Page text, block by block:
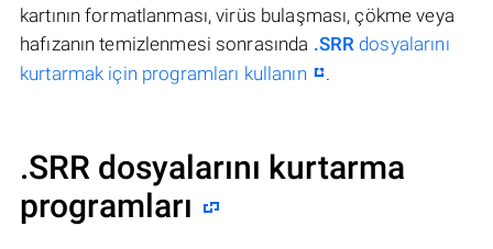
kartının formatlanması, virüs bulaşması, çökme veya
hafızanın temizlenmesi sonrasında .SRR dosyalarını
kurtarmak için programları kullanın
.
.SRR dosyalarını kurtarma
programları